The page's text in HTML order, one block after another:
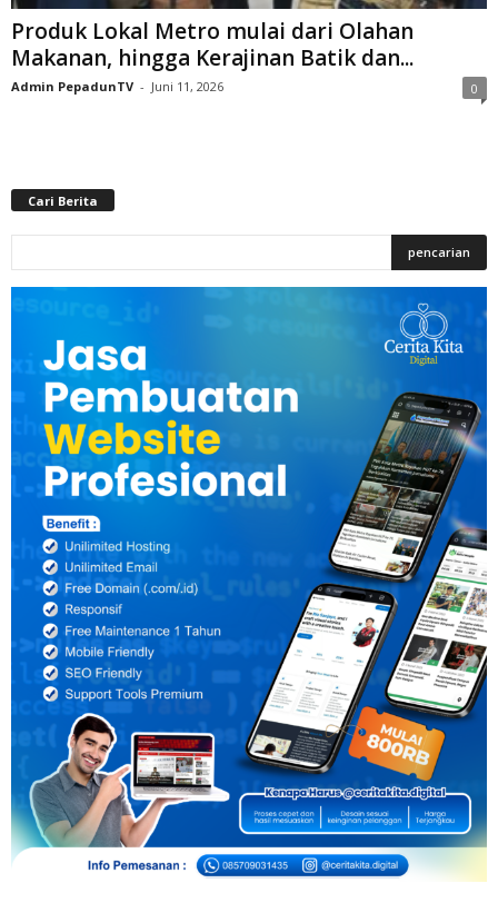
Produk Lokal Metro mulai dari Olahan
Makanan, hingga Kerajinan Batik dan...
Admin PepadunTV - Juni 11, 2026 0
Cari Berita